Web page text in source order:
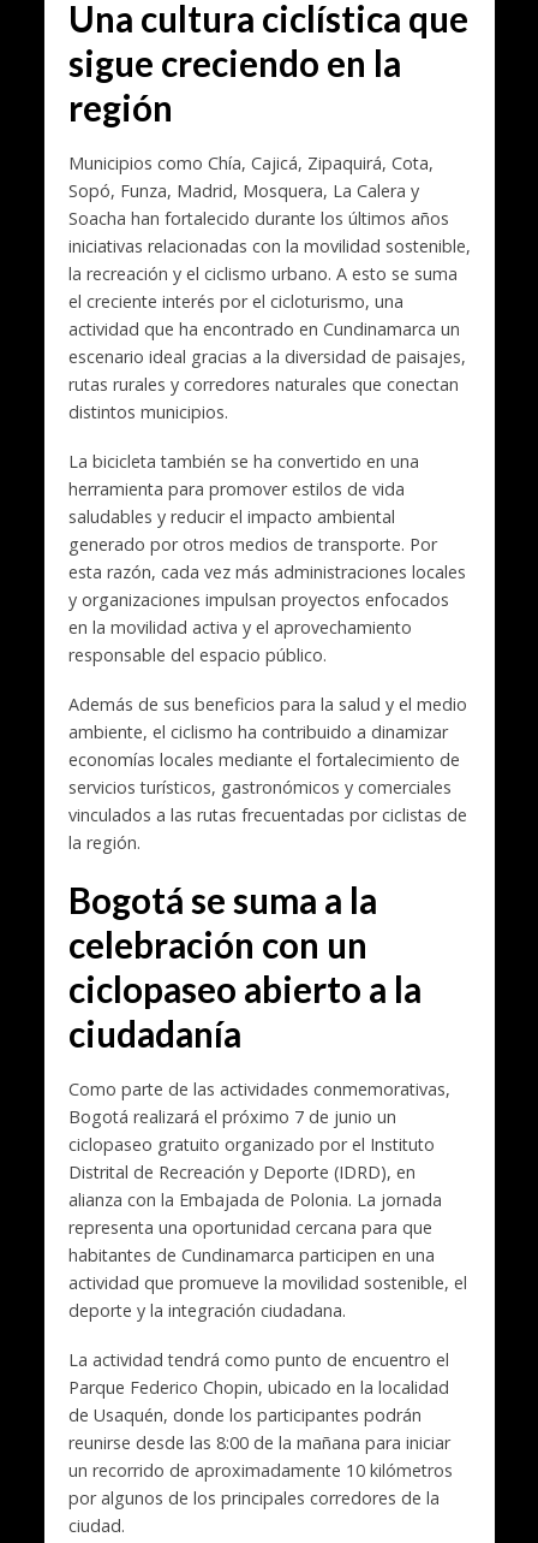
Una cultura ciclística que
sigue creciendo en la
región
Municipios como Chía, Cajicá, Zipaquirá, Cota,
Sopó, Funza, Madrid, Mosquera, La Calera y
Soacha han fortalecido durante los últimos años
iniciativas relacionadas con la movilidad sostenible,
la recreación y el ciclismo urbano. A esto se suma
el creciente interés por el cicloturismo, una
actividad que ha encontrado en Cundinamarca un
escenario ideal gracias a la diversidad de paisajes,
rutas rurales y corredores naturales que conectan
distintos municipios.
La bicicleta también se ha convertido en una
herramienta para promover estilos de vida
saludables y reducir el impacto ambiental
generado por otros medios de transporte. Por
esta razón, cada vez más administraciones locales
y organizaciones impulsan proyectos enfocados
en la movilidad activa y el aprovechamiento
responsable del espacio público.
Además de sus beneficios para la salud y el medio
ambiente, el ciclismo ha contribuido a dinamizar
economías locales mediante el fortalecimiento de
servicios turísticos, gastronómicos y comerciales
vinculados a las rutas frecuentadas por ciclistas de
la región.
Bogotá se suma a la
celebración con un
ciclopaseo abierto a la
ciudadanía
Como parte de las actividades conmemorativas,
Bogotá realizará el próximo 7 de junio un
ciclopaseo gratuito organizado por el Instituto
Distrital de Recreación y Deporte (IDRD), en
alianza con la Embajada de Polonia. La jornada
representa una oportunidad cercana para que
habitantes de Cundinamarca participen en una
actividad que promueve la movilidad sostenible, el
deporte y la integración ciudadana.
La actividad tendrá como punto de encuentro el
Parque Federico Chopin, ubicado en la localidad
de Usaquén, donde los participantes podrán
reunirse desde las 8:00 de la mañana para iniciar
un recorrido de aproximadamente 10 kilómetros
por algunos de los principales corredores de la
ciudad.